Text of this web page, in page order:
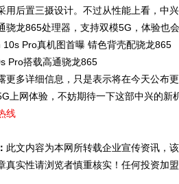
用后置三摄设计。不过从性能上看，中
骁龙865处理器，支持双模5G，体验也会
Pro搭载高通骁龙865
更多详细信息，只是表示将在今天公布
上网体验，不妨期待一下这部中兴的新机
线
此文内容为本网所转载企业宣传资讯，
真实性请浏览者慎重核实！任何投资加